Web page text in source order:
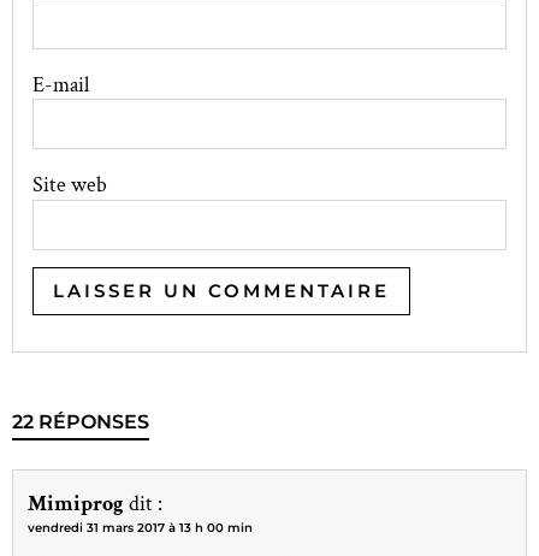
E-mail
Site web
22 RÉPONSES
Mimiprog dit :
vendredi 31 mars 2017 à 13 h 00 min